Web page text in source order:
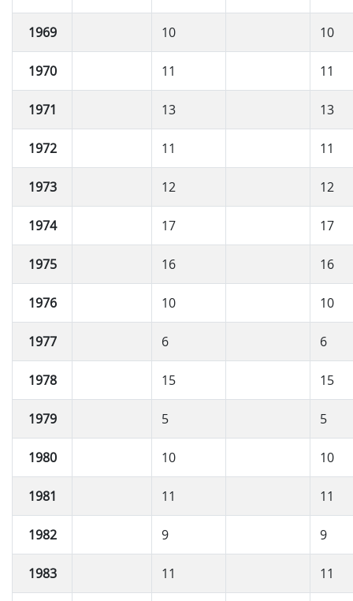
1969 10 10
1970 11 11
1971 13 13
1972 11 11
1973 12 12
1974 17 17
1975 16 16
1976 10 10
1977 6 6
1978 15 15
1979 5 5
1980 10 10
1981 11 11
1982 9 9
1983 11 11